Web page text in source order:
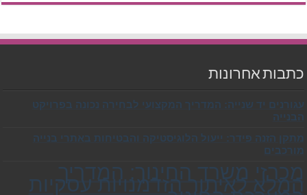
כתבות אחרונות
עגורנים יד שנייה: המדריך המקצועי לבחירה נכונה בפרויקט
הבנייה
מתקן הזנה פידר: ייעול הלוגיסטיקה והבטיחות באתרי בנייה
מורכבים
מכרזי משרד החינוך: המדריך
המלא לאיתור הזדמנויות עסקיות